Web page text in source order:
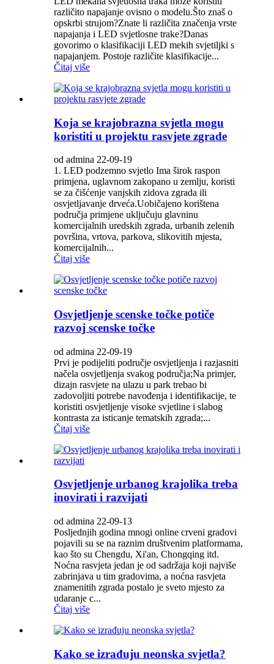
različito napajanje ovisno o modelu.Što znaš o
opskrbi strujom?Znate li različita značenja vrste
napajanja i LED svjetlosne trake?Danas
govorimo o klasifikaciji LED mekih svjetiljki s
napajanjem. Postoje različite klasifikacije...
Čitaj više
Koja se krajobrazna svjetla mogu
koristiti u projektu rasvjete zgrade
od admina 22-09-19
1. LED podzemno svjetlo Ima širok raspon
primjena, uglavnom zakopano u zemlju, koristi
se za čišćenje vanjskih zidova zgrada ili
osvjetljavanje drveća.Uobičajeno korištena
područja primjene uključuju glavninu
komercijalnih uredskih zgrada, urbanih zelenih
površina, vrtova, parkova, slikovitih mjesta,
komercijalnih...
Čitaj više
Osvjetljenje scenske točke potiče
razvoj scenske točke
od admina 22-09-19
Prvi je podijeliti područje osvjetljenja i razjasniti
načela osvjetljenja svakog područja;Na primjer,
dizajn rasvjete na ulazu u park trebao bi
zadovoljiti potrebe navođenja i identifikacije, te
koristiti osvjetljenje visoke svjetline i slabog
kontrasta za isticanje tematskih zgrada;...
Čitaj više
Osvjetljenje urbanog krajolika treba
inovirati i razvijati
od admina 22-09-13
Posljednjih godina mnogi online crveni gradovi
pojavili su se na raznim društvenim platformama,
kao što su Chengdu, Xi'an, Chongqing itd.
Noćna rasvjeta jedan je od sadržaja koji najviše
zabrinjava u tim gradovima, a noćna rasvjeta
znamenitih zgrada postalo je sveto mjesto za
udaranje c...
Čitaj više
Kako se izrađuju neonska svjetla?